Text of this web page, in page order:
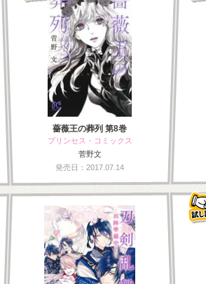
薔薇王の葬列 第8巻
プリンセス・コミックス
菅野文
発売日：2017.07.14